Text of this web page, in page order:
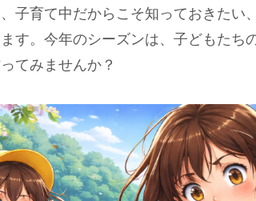
子育て中だからこそ知っておきたい
す。今年のシーズンは、子どもたち
てみませんか？